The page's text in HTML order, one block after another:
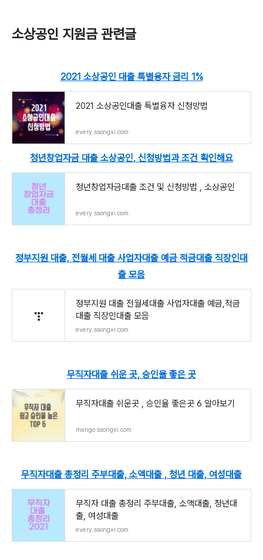
소상공인 지원금 관련글
2021 소상공인 대출 특별융자 금리 1%
2021 소상공인대출 특별융자 신청방법
every.ssongxi.com
청년창업자금 대출 소상공인, 신청방법과 조건 확인해요
청년창업자금대출 조건 및 신청방법 , 소상공인
every.ssongxi.com
정부지원 대출, 전월세 대출 사업자대출 예금 적금대출 직장인대
출 모음
정부지원 대출 전월세대출 사업자대출 예금,적금
대출 직장인대출 모음
every.ssongxi.com
무직자대출 쉬운 곳, 승인율 좋은 곳
무직자대출 쉬운곳 , 승인율 좋은곳 6 알아보기
mango.ssongxi.com
무직자대출 총정리 주부대출, 소액대출 , 청년 대출, 여성대출
무직자 대출 총정리 주부대출, 소액대출, 청년대
출, 여성대출
every.ssongxi.com